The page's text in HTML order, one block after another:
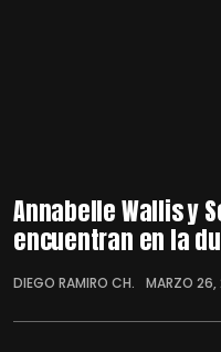
Annabelle Wallis y
encuentran en la
DIEGO RAMIRO CH. MARZO